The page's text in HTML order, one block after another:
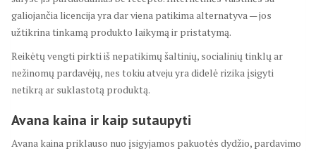
galiojančia licencija yra dar viena patikima alternatyva — jos
užtikrina tinkamą produkto laikymą ir pristatymą.
Reikėtų vengti pirkti iš nepatikimų šaltinių, socialinių tinklų ar
nežinomų pardavėjų, nes tokiu atveju yra didelė rizika įsigyti
netikrą ar suklastotą produktą.
Avana kaina ir kaip sutaupyti
Avana kaina priklauso nuo įsigyjamos pakuotės dydžio, pardavimo